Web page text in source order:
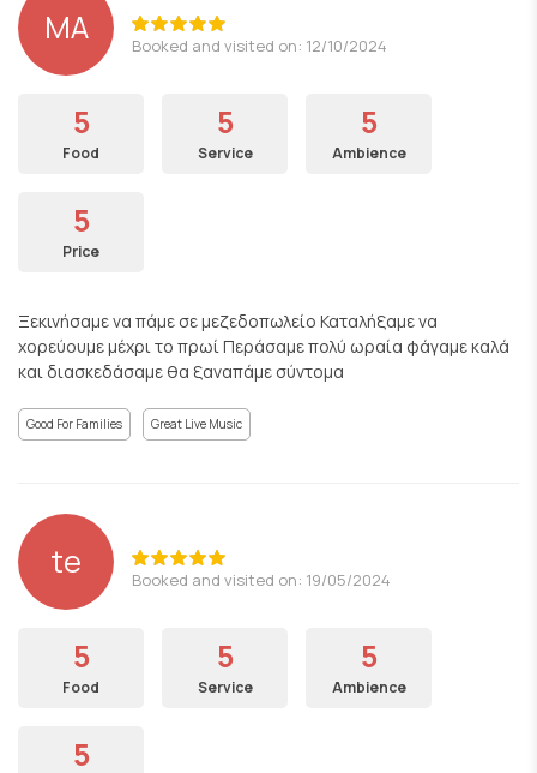
ΜΑ Booked and visited on: 12/10/2024
5
Food
5
Service
5
Ambience
5
Price
Ξεκινήσαμε να πάμε σε μεζεδοπωλείο Καταλήξαμε να
χορεύουμε μέχρι το πρωί Περάσαμε πολύ ωραία φάγαμε καλά
και διασκεδάσαμε θα ξαναπάμε σύντομα
Good For Families Great Live Music
te Booked and visited on: 19/05/2024
5
Food
5
Service
5
Ambience
5